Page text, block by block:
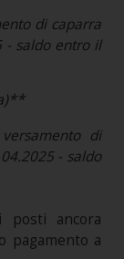
di caparra
- saldo entro il
di
- saldo
ancora
pagamento a